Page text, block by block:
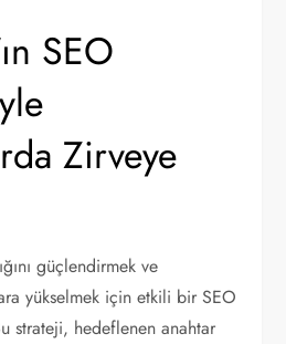
SEO
Zirveye
güçlendirmek ve
yükselmek için etkili bir SEO
strateji, hedeflenen anahtar